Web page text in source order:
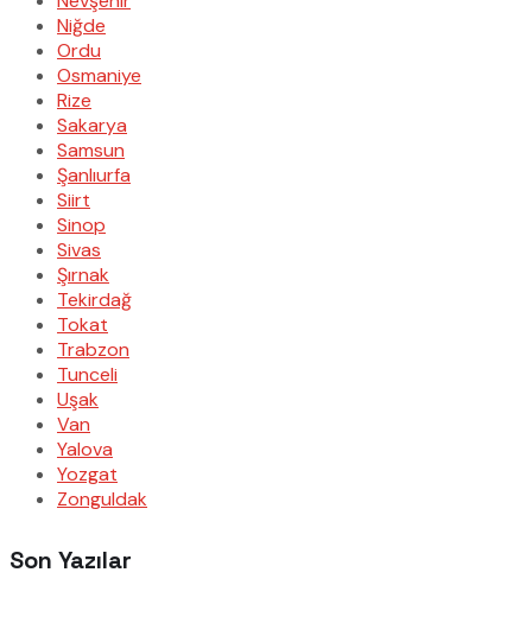
Niğde
Ordu
Osmaniye
Rize
Sakarya
Samsun
Şanlıurfa
Siirt
Sinop
Sivas
Şırnak
Tekirdağ
Tokat
Trabzon
Tunceli
Uşak
Van
Yalova
Yozgat
Zonguldak
Son Yazılar